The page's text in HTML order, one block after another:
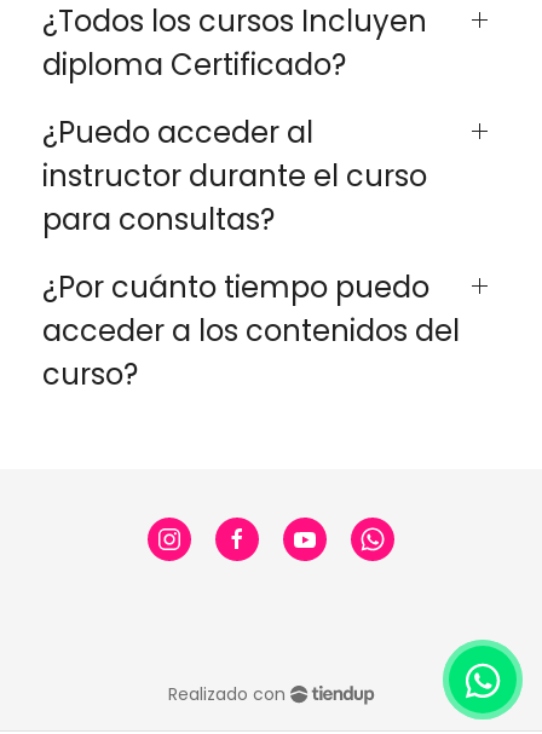
¿Todos los cursos Incluyen
diploma Certificado?
¿Puedo acceder al
instructor durante el curso
para consultas?
¿Por cuánto tiempo puedo
acceder a los contenidos del
curso?
Realizado con